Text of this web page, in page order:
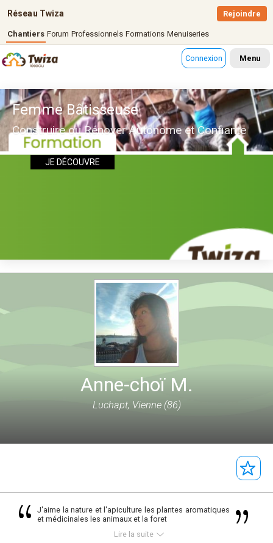
Réseau Twiza
Chantiers Forum Professionnels Formations Menuiseries
Rejoindre
Connexion Menu
Femme Bâtisseuse
Construire ou Rénover Autonome et Confiante
JE DÉCOUVRE
Anne-choï M.
Luchapt, Vienne (86)
J'aime la nature et l'apiculture les plantes aromatiques
et médicinales les animaux et la foret
Lire la suite